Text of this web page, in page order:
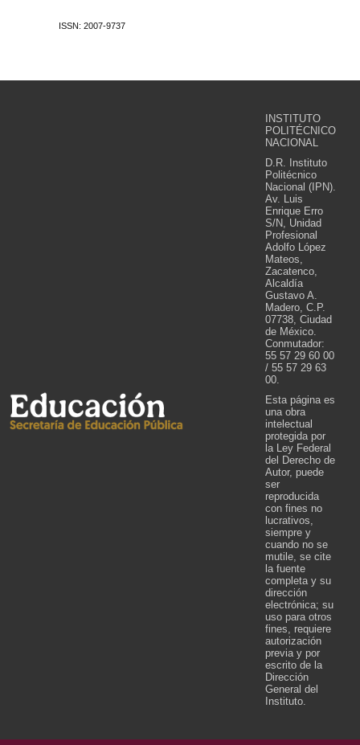
ISSN: 2007-9737
INSTITUTO
POLITÉCNICO
NACIONAL
D.R. Instituto
Politécnico
Nacional (IPN).
Av. Luis
Enrique Erro
S/N, Unidad
Profesional
Adolfo López
Mateos,
Zacatenco,
Alcaldía
Gustavo A.
Madero, C.P.
07738, Ciudad
de México.
Conmutador:
55 57 29 60 00
/ 55 57 29 63
00.
Esta página es
una obra
intelectual
protegida por
la Ley Federal
del Derecho de
Autor, puede
ser
reproducida
con fines no
lucrativos,
siempre y
cuando no se
mutile, se cite
la fuente
completa y su
dirección
electrónica; su
uso para otros
fines, requiere
autorización
previa y por
escrito de la
Dirección
General del
Instituto.